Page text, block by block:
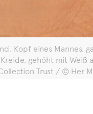
Kopf eines Mannes,
gehöht mit Weiß
Trust / © Her